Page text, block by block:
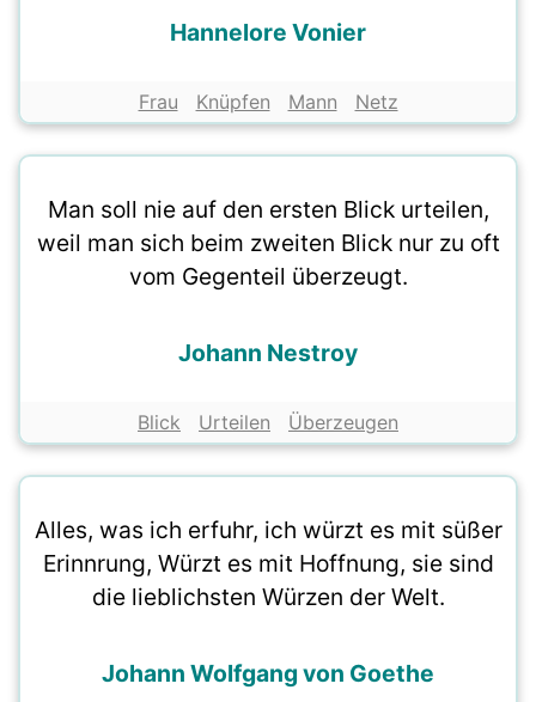
Hannelore Vonier
Frau Knüpfen Mann Netz
Man soll nie auf den ersten Blick urteilen,
weil man sich beim zweiten Blick nur zu oft
vom Gegenteil überzeugt.
Johann Nestroy
Blick Urteilen Überzeugen
Alles, was ich erfuhr, ich würzt es mit süßer
Erinnrung, Würzt es mit Hoffnung, sie sind
die lieblichsten Würzen der Welt.
Johann Wolfgang von Goethe